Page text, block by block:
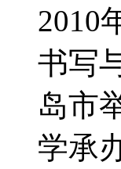
2010
书写
岛市
学承